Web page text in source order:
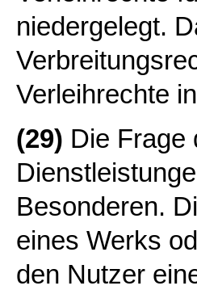
niedergelegt.
Verleihrechte
(29) Die Frage
Besonderen.
eines Werks
den Nutzer